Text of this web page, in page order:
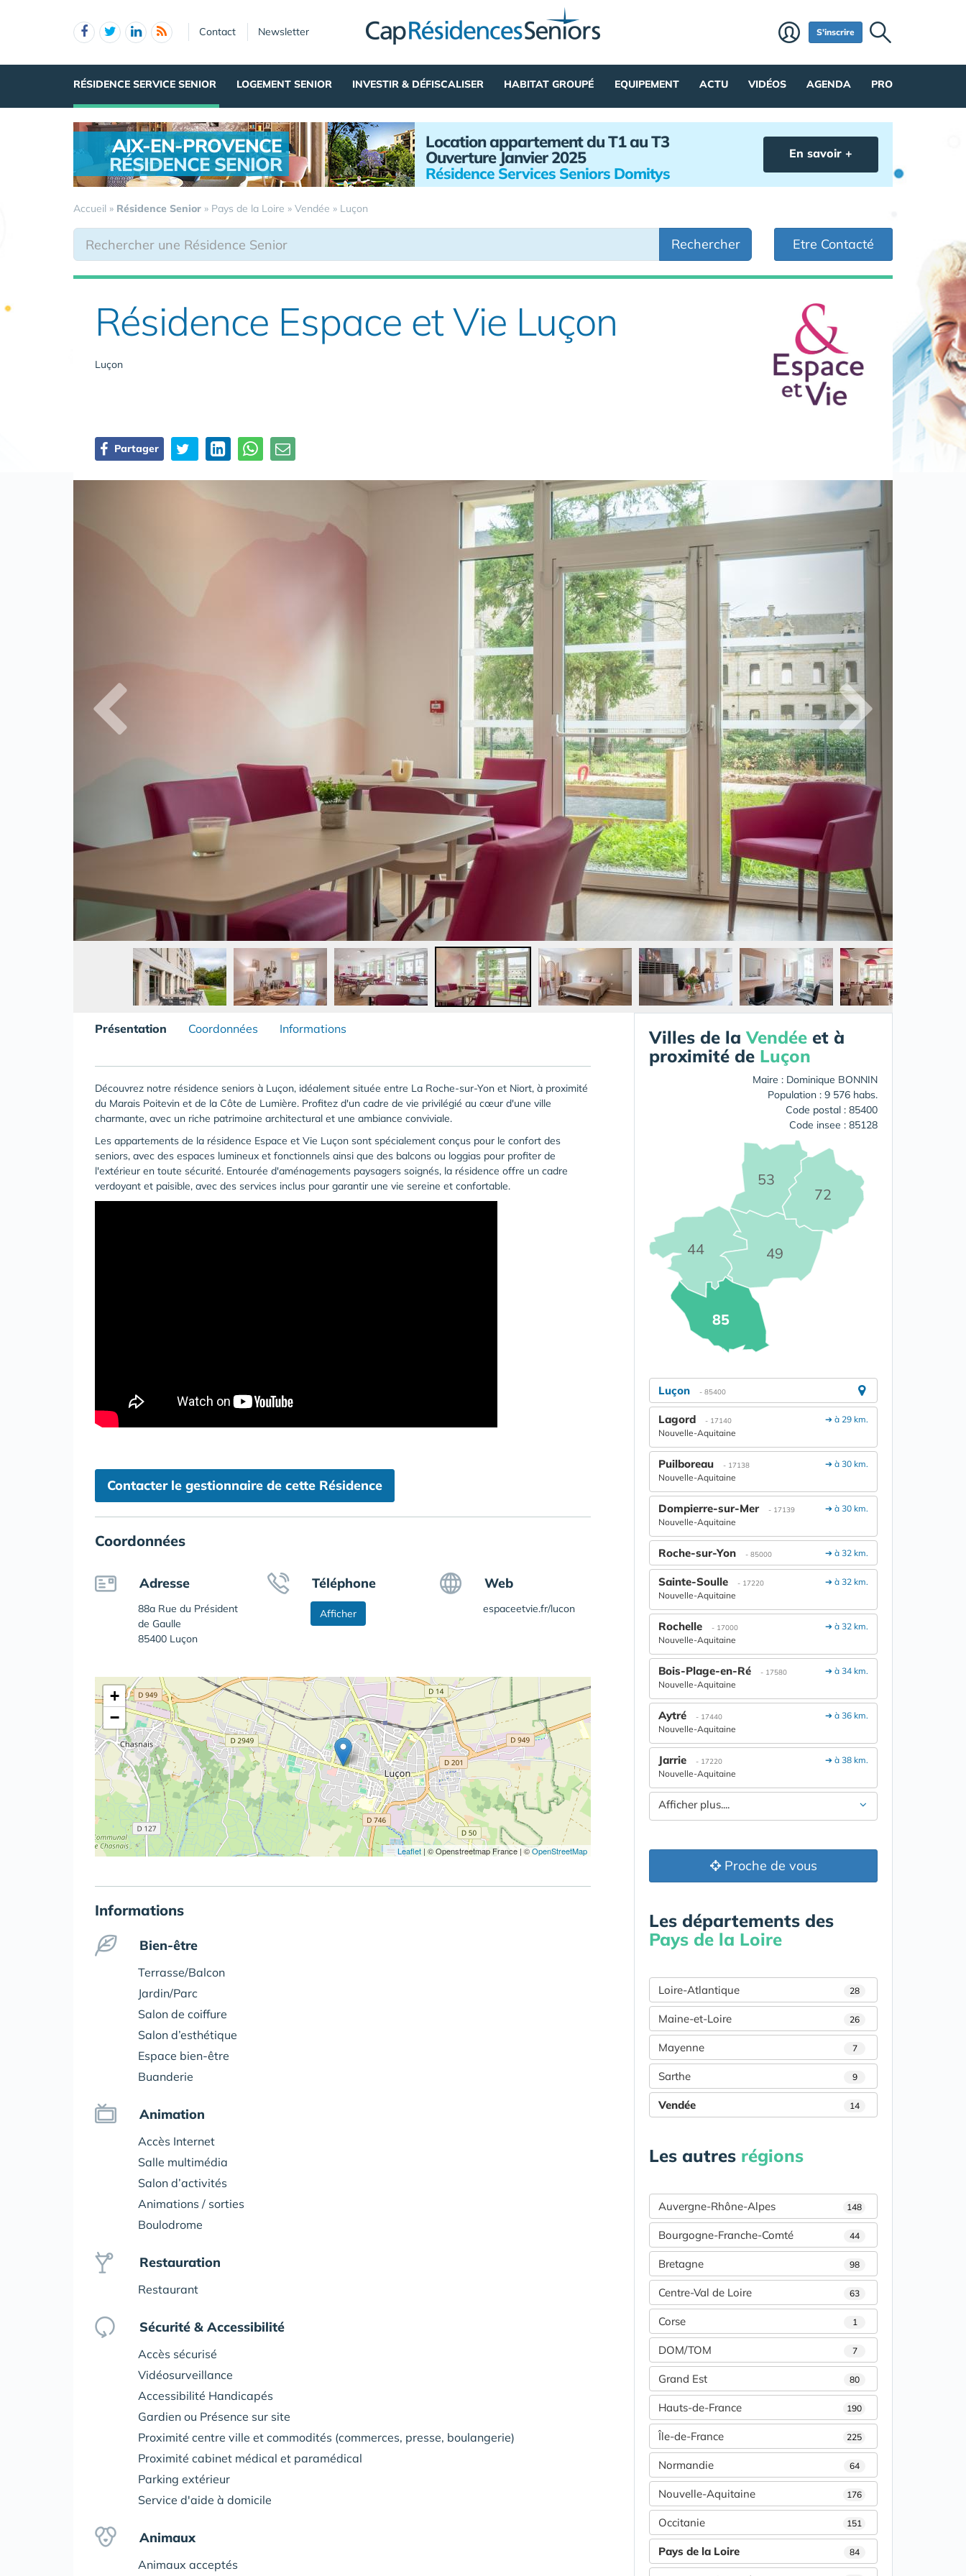
Contact Newsletter S'inscrire
RÉSIDENCE SERVICE SENIOR LOGEMENT SENIOR INVESTIR & DÉFISCALISER HABITAT GROUPÉ EQUIPEMENT ACTU VIDÉOS AGENDA PRO
AIX-EN-PROVENCE
RÉSIDENCE SENIOR
Location appartement du T1 au T3
Ouverture Janvier 2025
Résidence Services Seniors Domitys
En savoir +
Accueil » Résidence Senior » Pays de la Loire » Vendée » Luçon
Rechercher Etre Contacté
Résidence Espace et Vie Luçon
Luçon
Partager
Présentation Coordonnées Informations
Découvrez notre résidence seniors à Luçon, idéalement située entre La Roche-sur-Yon et Niort, à proximité
du Marais Poitevin et de la Côte de Lumière. Profitez d'un cadre de vie privilégié au cœur d'une ville
charmante, avec un riche patrimoine architectural et une ambiance conviviale.
Les appartements de la résidence Espace et Vie Luçon sont spécialement conçus pour le confort des
seniors, avec des espaces lumineux et fonctionnels ainsi que des balcons ou loggias pour profiter de
l'extérieur en toute sécurité. Entourée d'aménagements paysagers soignés, la résidence offre un cadre
verdoyant et paisible, avec des services inclus pour garantir une vie sereine et confortable.
Contacter le gestionnaire de cette Résidence
Coordonnées
Adresse
88a Rue du Président
de Gaulle
85400 Luçon
Téléphone
Afficher
Web
espaceetvie.fr/lucon
+
−
Leaflet | © Openstreetmap France | ©OpenStreetMap
Informations
Bien-être
Terrasse/Balcon
Jardin/Parc
Salon de coiffure
Salon d’esthétique
Espace bien-être
Buanderie
Animation
Accès Internet
Salle multimédia
Salon d’activités
Animations / sorties
Boulodrome
Restauration
Restaurant
Sécurité & Accessibilité
Accès sécurisé
Vidéosurveillance
Accessibilité Handicapés
Gardien ou Présence sur site
Proximité centre ville et commodités (commerces, presse, boulangerie)
Proximité cabinet médical et paramédical
Parking extérieur
Service d'aide à domicile
Animaux
Animaux acceptés
Villes de laVendée et à
proximité de Luçon
Maire : Dominique BONNIN
Population : 9 576 habs.
Code postal : 85400
Code insee : 85128
44 49
53
72
85
Luçon - 85400
➔ à 29 km.
Lagord - 17140
Nouvelle-Aquitaine
➔ à 30 km.
Puilboreau - 17138
Nouvelle-Aquitaine
➔ à 30 km.
Dompierre-sur-Mer - 17139
Nouvelle-Aquitaine
➔ à 32 km.
Roche-sur-Yon - 85000
➔ à 32 km.
Sainte-Soulle - 17220
Nouvelle-Aquitaine
➔ à 32 km.
Rochelle - 17000
Nouvelle-Aquitaine
➔ à 34 km.
Bois-Plage-en-Ré - 17580
Nouvelle-Aquitaine
➔ à 36 km.
Aytré - 17440
Nouvelle-Aquitaine
➔ à 38 km.
Jarrie - 17220
Nouvelle-Aquitaine
Afficher plus....
Proche de vous
Les départements des
Pays de la Loire
Loire-Atlantique 28
Maine-et-Loire 26
Mayenne 7
Sarthe 9
Vendée 14
Les autres régions
Auvergne-Rhône-Alpes 148
Bourgogne-Franche-Comté 44
Bretagne 98
Centre-Val de Loire 63
Corse 1
DOM/TOM 7
Grand Est 80
Hauts-de-France 190
Île-de-France 225
Normandie 64
Nouvelle-Aquitaine 176
Occitanie 151
Pays de la Loire 84